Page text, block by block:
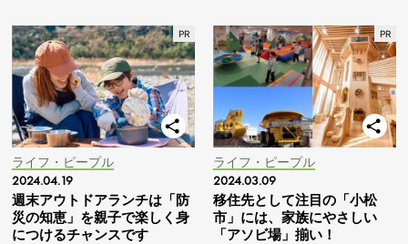
ライフ・ピープル
2024.04.19
週末アウトドアランチは「防
災の知恵」を親子で楽しく身
につけるチャンスです
ライフ・ピープル
2024.03.09
移住先として注目の「小松
市」には、家族にやさしい
「アソビ場」揃い！